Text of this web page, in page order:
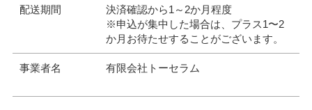
配送期間
決済確認から1～2か月程度
※申込が集中した場合は、プラス1〜2
か月お待たせすることがございます。
事業者名 有限会社トーセラム